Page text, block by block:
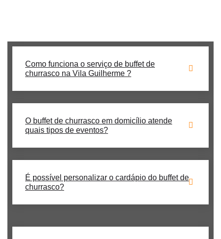
Como funciona o serviço de buffet de
churrasco na Vila Guilherme ?
O buffet de churrasco em domicílio atende
quais tipos de eventos?
É possível personalizar o cardápio do buffet de
churrasco?